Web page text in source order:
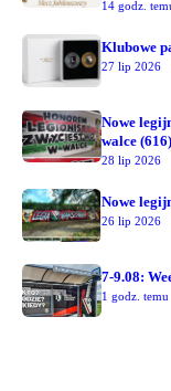
14 godz.
Klubowe
27 lip 2026
Nowe
walce (616)
28 lip 2026
Nowe
26 lip 2026
7-9.08:
1 godz. temu